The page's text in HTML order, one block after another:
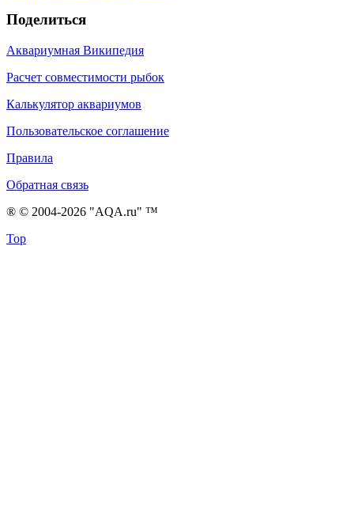
Поделиться
Аквариумная Википедия
Расчет совместимости рыбок
Калькулятор аквариумов
Пользовательское соглашение
Правила
Обратная связь
® © 2004-2026 "AQA.ru" ™
Top